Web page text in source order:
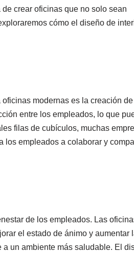
crear oficinas que no solo sean
cómo el diseño de
modernas es la creación de
entre los empleados, lo que
filas de cubículos, muchas
los empleados a colaborar y
de los empleados. Las
el estado de ánimo y aumentar
un ambiente más saludable. El